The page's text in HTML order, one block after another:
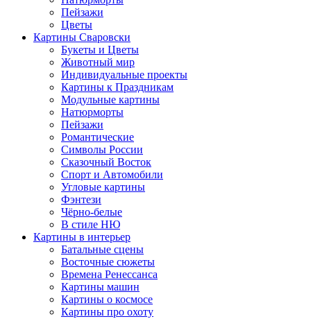
Пейзажи
Цветы
Картины Сваровски
Букеты и Цветы
Животный мир
Индивидуальные проекты
Картины к Праздникам
Модульные картины
Натюрморты
Пейзажи
Романтические
Символы России
Сказочный Восток
Спорт и Автомобили
Угловые картины
Фэнтези
Чёрно-белые
В стиле НЮ
Картины в интерьер
Батальные сцены
Восточные сюжеты
Времена Ренессанса
Картины машин
Картины о космосе
Картины про охоту